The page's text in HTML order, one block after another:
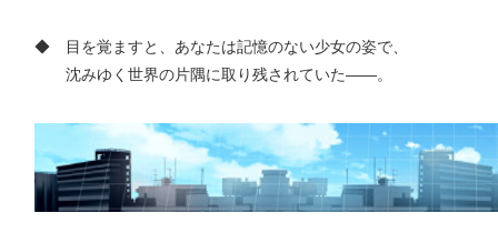
◆ 目を覚ますと、あなたは記憶のない少女の姿で、
沈みゆく世界の片隅に取り残されていた――。